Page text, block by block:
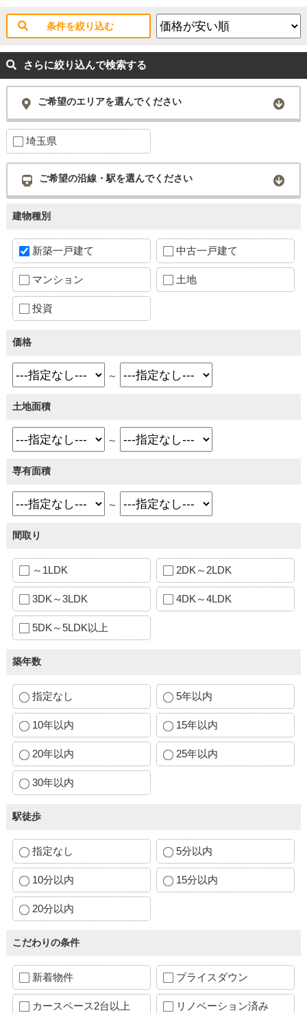
条件を絞り込む
さらに絞り込んで検索する
ご希望のエリアを選んでください
埼玉県
ご希望の沿線・駅を選んでください
建物種別
新築一戸建て 中古一戸建て
マンション 土地
投資
価格
～
土地面積
～
専有面積
～
間取り
～1LDK 2DK～2LDK
3DK～3LDK 4DK～4LDK
5DK～5LDK以上
築年数
指定なし 5年以内
10年以内 15年以内
20年以内 25年以内
30年以内
駅徒歩
指定なし 5分以内
10分以内 15分以内
20分以内
こだわりの条件
新着物件 プライスダウン
カースペース2台以上 リノベーション済み